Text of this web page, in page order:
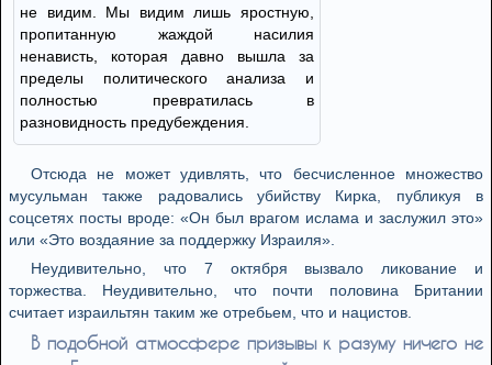
не видим. Мы видим лишь яростную,
пропитанную жаждой насилия
ненависть, которая давно вышла за
пределы политического анализа и
полностью превратилась в
разновидность предубеждения.
Отсюда не может удивлять, что бесчисленное множество
мусульман также радовались убийству Кирка, публикуя в
соцсетях посты вроде: «Он был врагом ислама и заслужил это»
или «Это воздаяние за поддержку Израиля».
Неудивительно, что 7 октября вызвало ликование и
торжества. Неудивительно, что почти половина Британии
считает израильтян таким же отребьем, что и нацистов.
В подобной атмосфере призывы к разуму ничего не